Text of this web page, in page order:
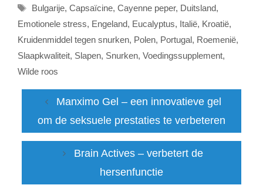
Tags
Bulgarije, Capsaïcine, Cayenne peper, Duitsland,
Emotionele stress, Engeland, Eucalyptus, Italië, Kroatië,
Kruidenmiddel tegen snurken, Polen, Portugal, Roemenië,
Slaapkwaliteit, Slapen, Snurken, Voedingssupplement,
Wilde roos
Manximo Gel – een innovatieve gel
om de seksuele prestaties te verbeteren
Brain Actives – verbetert de
hersenfunctie